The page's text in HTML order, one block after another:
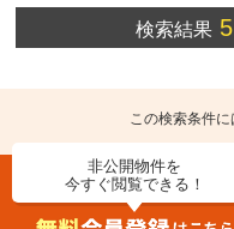
検索結果5
この検索条件に
非公開物件を
今すぐ閲覧できる！